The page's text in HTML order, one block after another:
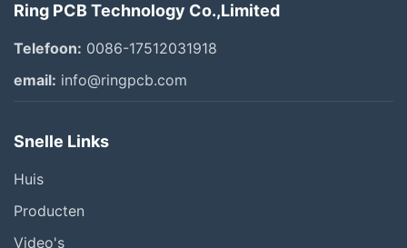
Ring PCB Technology Co.,Limited
Telefoon: 0086-17512031918
email: info@ringpcb.com
Snelle Links
Huis
Producten
Video's